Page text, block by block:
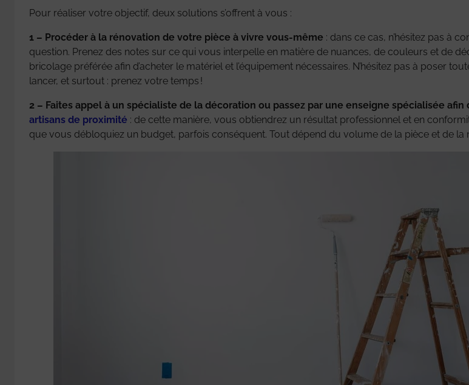
Pour réaliser votre objectif, deux solutions s’offrent à vous :
1 – Procéder à la rénovation de votre pièce à vivre vous-même : dans ce cas, n’hésitez pas à
question. Prenez des notes sur ce qui vous interpelle en matière de nuances, de couleurs et de
bricolage préférée afin d’acheter le matériel et l’équipement nécessaires. N’hésitez pas à poser
lancer, et surtout : prenez votre temps !
2 – Faites appel à un spécialiste de la décoration ou passez par une enseigne spécialisée
artisans de proximité : de cette manière, vous obtiendrez un résultat professionnel et en
que vous débloquiez un budget, parfois conséquent. Tout dépend du volume de la pièce et de la